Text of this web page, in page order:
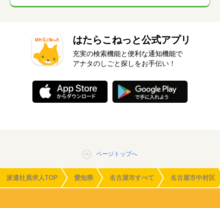
はたらこねっと公式アプリ
充実の検索機能と便利な通知機能で
アナタのしごと探しをお手伝い！
ページトップへ
派遣社員求人TOP 愛知県 名古屋市すべて 名古屋市中村区